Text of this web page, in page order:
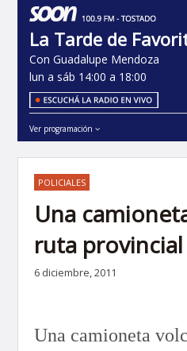
La Tarde de
Con Guadalupe Mendoza
lun a sáb 14:00 a 18:00
Ver programación
POLICIALES
Una
ruta
6 diciembre, 2011
Una camioneta